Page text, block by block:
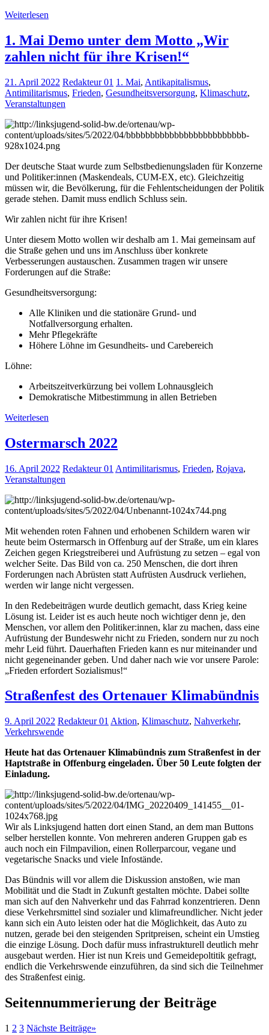
Weiterlesen
1. Mai Demo unter dem Motto „Wir
zahlen nicht für ihre Krisen!“
21. April 2022 Redakteur 01 1. Mai, Antikapitalismus,
Antimilitarismus, Frieden, Gesundheitsversorgung, Klimaschutz,
Veranstaltungen
Der deutsche Staat wurde zum Selbstbedienungsladen für Konzerne
und Politiker:innen (Maskendeals, CUM-EX, etc). Gleichzeitig
müssen wir, die Bevölkerung, für die Fehlentscheidungen der Politik
gerade stehen. Damit muss endlich Schluss sein.
Wir zahlen nicht für ihre Krisen!
Unter diesem Motto wollen wir deshalb am 1. Mai gemeinsam auf
die Straße gehen und uns im Anschluss über konkrete
Verbesserungen austauschen. Zusammen tragen wir unsere
Forderungen auf die Straße:
Gesundheitsversorgung:
Alle Kliniken und die stationäre Grund- und
Notfallversorgung erhalten.
Mehr Pflegekräfte
Höhere Löhne im Gesundheits- und Carebereich
Löhne:
Arbeitszeitverkürzung bei vollem Lohnausgleich
Demokratische Mitbestimmung in allen Betrieben
Weiterlesen
Ostermarsch 2022
16. April 2022 Redakteur 01 Antimilitarismus, Frieden, Rojava,
Veranstaltungen
Mit wehenden roten Fahnen und erhobenen Schildern waren wir
heute beim Ostermarsch in Offenburg auf der Straße, um ein klares
Zeichen gegen Kriegstreiberei und Aufrüstung zu setzen – egal von
welcher Seite. Das Bild von ca. 250 Menschen, die dort ihren
Forderungen nach Abrüsten statt Aufrüsten Ausdruck verliehen,
werden wir lange nicht vergessen.
In den Redebeiträgen wurde deutlich gemacht, dass Krieg keine
Lösung ist. Leider ist es auch heute noch wichtiger denn je, den
Menschen, vor allem den Politiker:innen, klar zu machen, dass eine
Aufrüstung der Bundeswehr nicht zu Frieden, sondern nur zu noch
mehr Leid führt. Dauerhaften Frieden kann es nur miteinander und
nicht gegeneinander geben. Und daher nach wie vor unsere Parole:
„Frieden erfordert Sozialismus!“
Straßenfest des Ortenauer Klimabündnis
9. April 2022 Redakteur 01 Aktion, Klimaschutz, Nahverkehr,
Verkehrswende
Heute hat das Ortenauer Klimabündnis zum Straßenfest in der
Haptstraße in Offenburg eingeladen. Über 50 Leute folgten der
Einladung.
Wir als Linksjugend hatten dort einen Stand, an dem man Buttons
selber herstellen konnte. Von mehreren anderen Gruppen gab es
auch noch ein Filmpavilion, einen Rollerparcour, vegane und
vegetarische Snacks und viele Infostände.
Das Bündnis will vor allem die Diskussion anstoßen, wie man
Mobilität und die Stadt in Zukunft gestalten möchte. Dabei sollte
man sich auf den Nahverkehr und das Fahrrad konzentrieren. Denn
diese Verkehrsmittel sind sozialer und klimafreundlicher. Nicht jeder
kann sich ein Auto leisten oder hat die Möglichkeit, das Auto zu
nutzen, gerade bei den steigenden Spritpreisen, scheint ein Umstieg
die einzige Lösung. Doch dafür muss infrastrukturell deutlich mehr
ausgebaut werden. Hier ist nun Kreis und Gemeidepoltitik gefragt,
endlich die Verkehrswende einzuführen, da sind sich die Teilnehmer
des Straßenfest einig.
Seitennummerierung der Beiträge
1 2 3 Nächste Beiträge»